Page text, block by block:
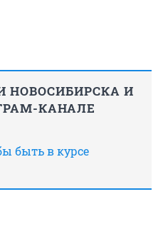
НОВОСИБИРСКА И
КАНАЛЕ
быть в курсе